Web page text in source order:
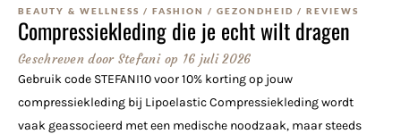
BEAUTY & WELLNESS / FASHION / GEZONDHEID / REVIEWS
Compressiekleding die je echt wilt dragen
Geschreven doorStefani op 16 juli 2026
Gebruik code STEFANI10 voor 10% korting op jouw
compressiekleding bij Lipoelastic Compressiekleding wordt
vaak geassocieerd met een medische noodzaak, maar steeds